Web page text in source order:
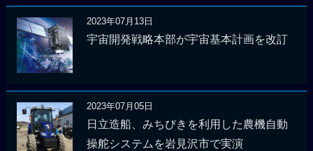
2023年07月13日
宇宙開発戦略本部が宇宙基本計画を改訂
2023年07月05日
日立造船、みちびきを利用した農機自動
操舵システムを岩見沢市で実演